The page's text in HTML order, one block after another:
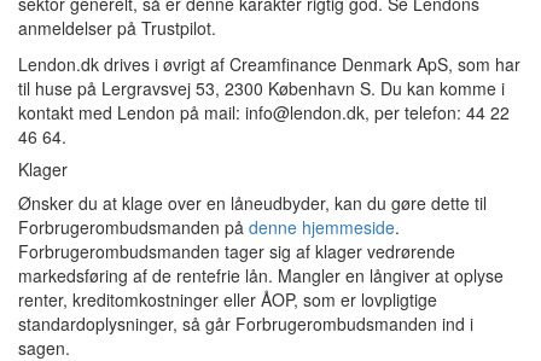
anmeldelser på Trustpilot.
Lendon.dk drives i øvrigt af Creamfinance Denmark ApS, som har
til huse på Lergravsvej 53, 2300 København S. Du kan komme i
kontakt med Lendon på mail: info@lendon.dk, per telefon: 44 22
46 64.
Klager
Ønsker du at klage over en låneudbyder, kan du gøre dette til
Forbrugerombudsmanden på denne hjemmeside.
Forbrugerombudsmanden tager sig af klager vedrørende
markedsføring af de rentefrie lån. Mangler en långiver at oplyse
renter, kreditomkostninger eller ÅOP, som er lovpligtige
standardoplysninger, så går Forbrugerombudsmanden ind i
sagen.